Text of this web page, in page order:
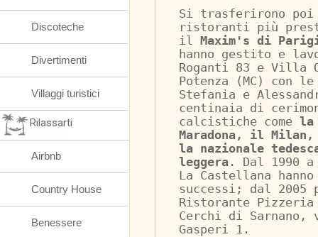
Si trasferirono
ristoranti più
il Maxim's di
hanno gestito e
Roganti 83 e
Potenza (MC)
Stefania e
centinaia di
calcistiche come la
Maradona, il
la nazionale
leggera . Dal 1990 a
La Castellana
successi; dal
Ristorante
Cerchi di Sarnano,
Gasperi 1.
Discoteche
Divertimenti
Villaggi turistici
Rilassarti
Airbnb
Country House
Benessere